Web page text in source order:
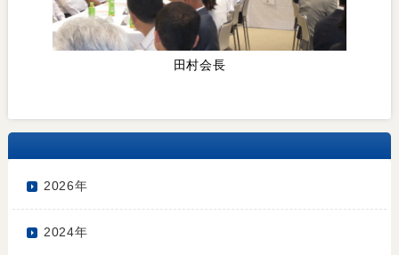
田村会長
2026年
2024年